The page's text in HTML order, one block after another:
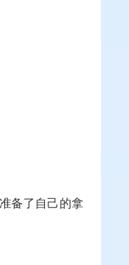
备了自己的拿